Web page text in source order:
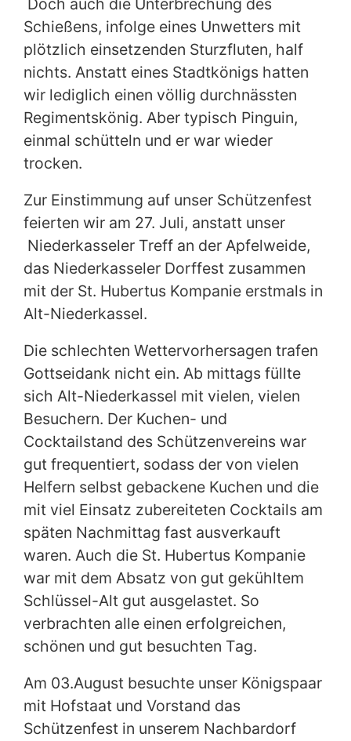
Doch auch die Unterbrechung des
Schießens, infolge eines Unwetters mit
plötzlich einsetzenden Sturzfluten, half
nichts. Anstatt eines Stadtkönigs hatten
wir lediglich einen völlig durchnässten
Regimentskönig. Aber typisch Pinguin,
einmal schütteln und er war wieder
trocken.
Zur Einstimmung auf unser Schützenfest
feierten wir am 27. Juli, anstatt unser
Niederkasseler Treff an der Apfelweide,
das Niederkasseler Dorffest zusammen
mit der St. Hubertus Kompanie erstmals in
Alt-Niederkassel.
Die schlechten Wettervorhersagen trafen
Gottseidank nicht ein. Ab mittags füllte
sich Alt-Niederkassel mit vielen, vielen
Besuchern. Der Kuchen- und
Cocktailstand des Schützenvereins war
gut frequentiert, sodass der von vielen
Helfern selbst gebackene Kuchen und die
mit viel Einsatz zubereiteten Cocktails am
späten Nachmittag fast ausverkauft
waren. Auch die St. Hubertus Kompanie
war mit dem Absatz von gut gekühltem
Schlüssel-Alt gut ausgelastet. So
verbrachten alle einen erfolgreichen,
schönen und gut besuchten Tag.
Am 03.August besuchte unser Königspaar
mit Hofstaat und Vorstand das
Schützenfest in unserem Nachbardorf